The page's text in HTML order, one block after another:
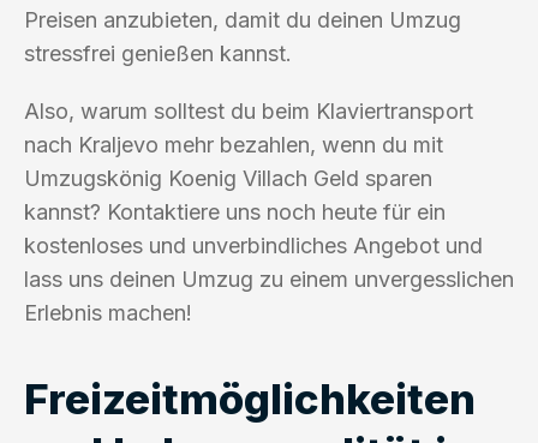
Preisen anzubieten, damit du deinen Umzug
stressfrei genießen kannst.
Also, warum solltest du beim Klaviertransport
nach Kraljevo mehr bezahlen, wenn du mit
Umzugskönig Koenig Villach Geld sparen
kannst? Kontaktiere uns noch heute für ein
kostenloses und unverbindliches Angebot und
lass uns deinen Umzug zu einem unvergesslichen
Erlebnis machen!
Freizeitmöglichkeiten